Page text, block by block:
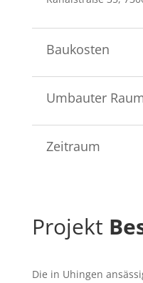
Baukosten
Umbauter
Zeitraum
Projekt
Die in Uhingen